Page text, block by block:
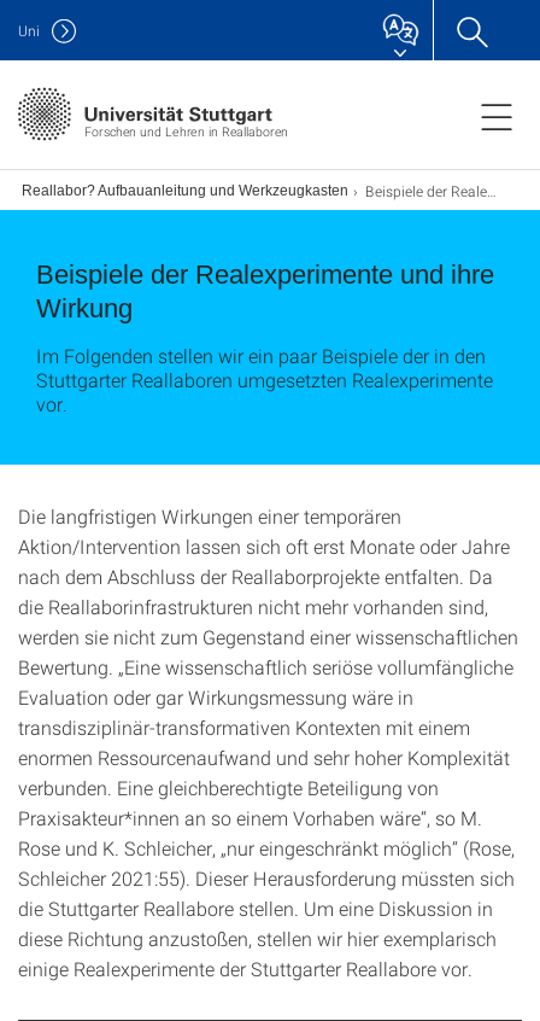
Forschen und Lehren in Reallaboren
Uni
Reallabor? Aufbauanleitung und Werkzeugkasten Beispiele der Realexperimente und ihre Wirkung
Beispiele der Realexperimente und ihre
Wirkung
Im Folgenden stellen wir ein paar Beispiele der in den
Stuttgarter Reallaboren umgesetzten Realexperimente
vor.
Die langfristigen Wirkungen einer temporären
Aktion/Intervention lassen sich oft erst Monate oder Jahre
nach dem Abschluss der Reallaborprojekte entfalten. Da
die Reallaborinfrastrukturen nicht mehr vorhanden sind,
werden sie nicht zum Gegenstand einer wissenschaftlichen
Bewertung. „Eine wissenschaftlich seriöse vollumfängliche
Evaluation oder gar Wirkungsmessung wäre in
transdisziplinär-transformativen Kontexten mit einem
enormen Ressourcenaufwand und sehr hoher Komplexität
verbunden. Eine gleichberechtigte Beteiligung von
Praxisakteur*innen an so einem Vorhaben wäre“, so M.
Rose und K. Schleicher, „nur eingeschränkt möglich“ (Rose,
Schleicher 2021:55). Dieser Herausforderung müssten sich
die Stuttgarter Reallabore stellen. Um eine Diskussion in
diese Richtung anzustoßen, stellen wir hier exemplarisch
einige Realexperimente der Stuttgarter Reallabore vor.